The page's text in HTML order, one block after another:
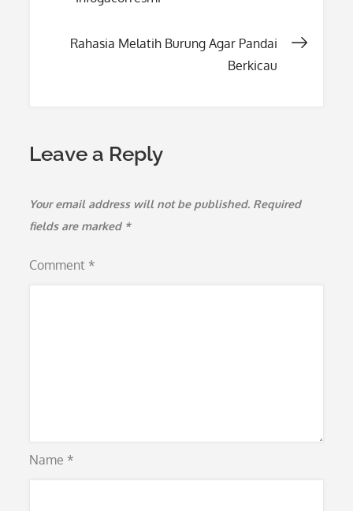
Rahasia Melatih Burung Agar Pandai
Berkicau
Leave a Reply
Your email address will not be published. Required
fields are marked *
Comment *
Name *